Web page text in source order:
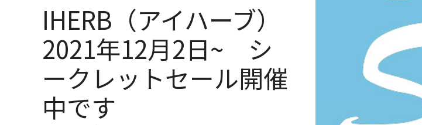
IHERB（アイハーブ）
2021年12月2日~ シ
ークレットセール開催
中です